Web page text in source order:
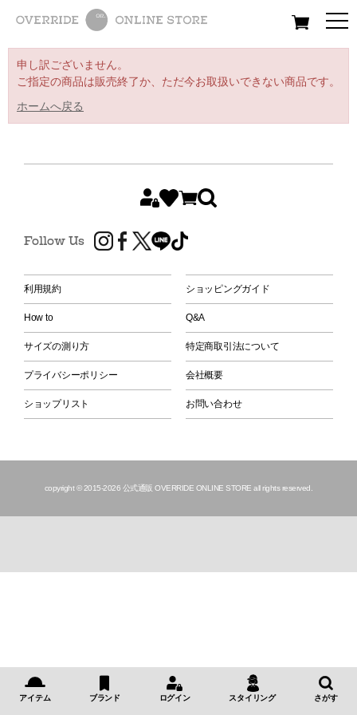
All Women Men
申し訳ございません。
ご指定の商品は販売終了か、ただ今お取扱いできない商品です。
ホームへ戻る
Follow Us
利用規約 ショッピングガイド
How to Q&A
サイズの測り方 特定商取引法について
プライバシーポリシー 会社概要
ショップリスト お問い合わせ
copyright © 2015-2026 公式通販 OVERRIDE ONLINE STORE all rights reserved.
アイテム ブランド ログイン スタイリング さがす